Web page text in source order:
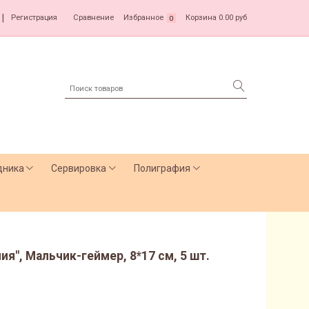
Регистрация Сравнение Избранное 0 Корзина 0.00 руб
Сервировка Полиграфия
Мальчик-геймер, 8*17 см, 5 шт.